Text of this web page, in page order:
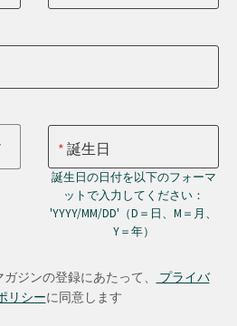
誕生日
誕生日の日付を以下のフォーマ
ットで入力してください：
'YYYY/MM/DD'（D＝日、M＝月、
Y＝年）
ジンの登録にあたって、
プライバ
リシーに同意します